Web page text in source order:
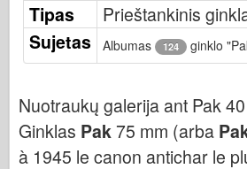
AZ modelis
Juodasis šuo
Bronco
Kibernetinis hobis
Dnepromodelis
Drakonas
Tipas
Prieštankinis
Sujetas
Albumas 124 ginklo
Nuotraukų galerija ant Pak
Ginklas Pak 75 mm (arba
à 1945 le canon antichar le